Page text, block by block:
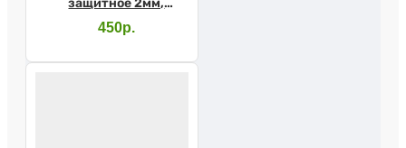
120305
450р.